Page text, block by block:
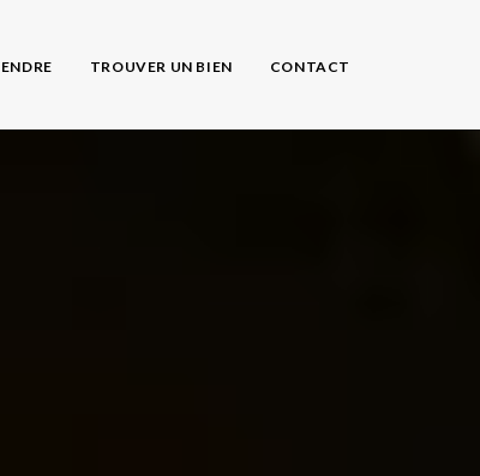
TROUVER UN BIEN CONTACT